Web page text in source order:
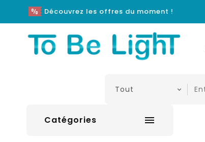
Découvrez les offres du moment !
Catégories 